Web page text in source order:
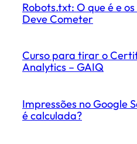
Robots.txt: O que é e
Deve Cometer
Curso para tirar o
Analytics – GAIQ
Impressões no Google
é calculada?